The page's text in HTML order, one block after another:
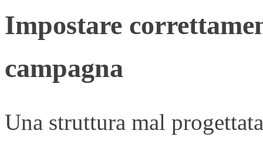
Impostare
campagna
Una struttura mal